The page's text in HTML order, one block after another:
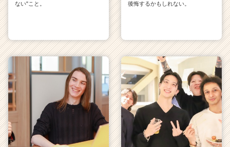
ない"こと。
後悔するかもしれない。